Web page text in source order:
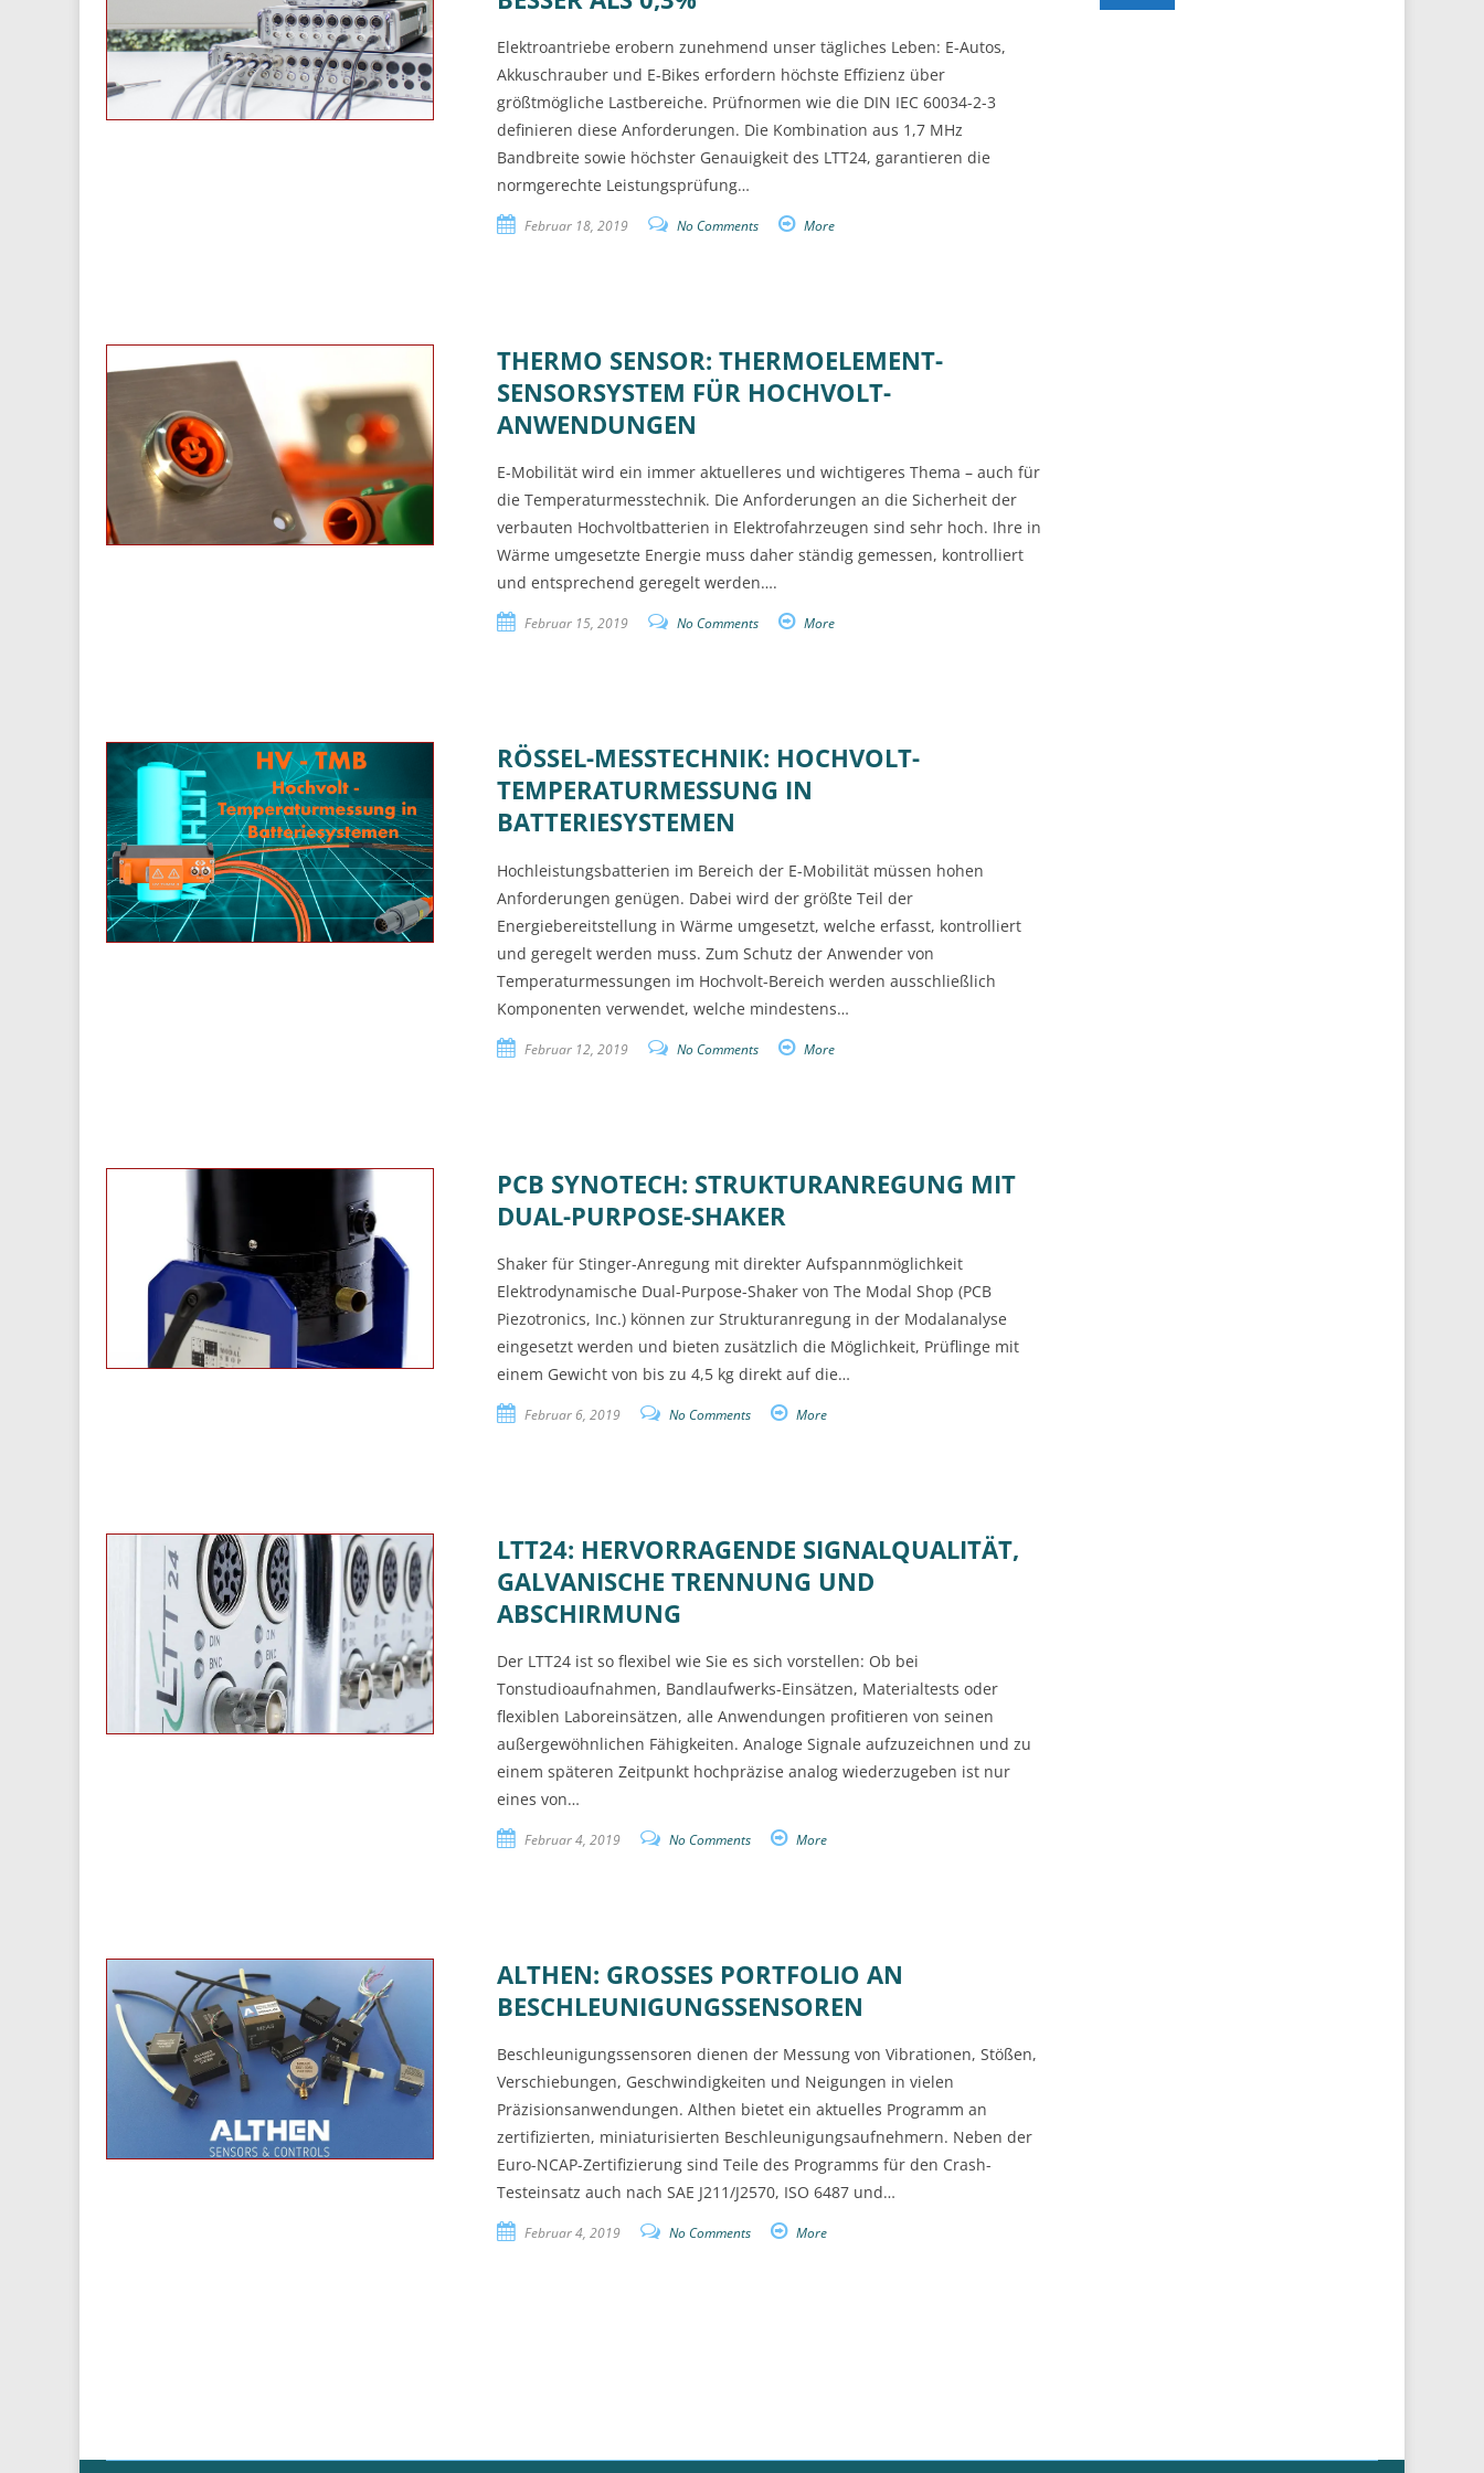
Elektroantriebe erobern zunehmend unser tägliches Leben: E-Autos,
Akkuschrauber und E-Bikes erfordern höchste Effizienz über
größtmögliche Lastbereiche. Prüfnormen wie die DIN IEC 60034-2-3
definieren diese Anforderungen. Die Kombination aus 1,7 MHz
Bandbreite sowie höchster Genauigkeit des LTT24, garantieren die
normgerechte Leistungsprüfung…
Februar 18, 2019 No Comments More
THERMO SENSOR: THERMOELEMENT-
SENSORSYSTEM FÜR HOCHVOLT-
ANWENDUNGEN
E-Mobilität wird ein immer aktuelleres und wichtigeres Thema – auch für
die Temperaturmesstechnik. Die Anforderungen an die Sicherheit der
verbauten Hochvoltbatterien in Elektrofahrzeugen sind sehr hoch. Ihre in
Wärme umgesetzte Energie muss daher ständig gemessen, kontrolliert
und entsprechend geregelt werden….
Februar 15, 2019 No Comments More
RÖSSEL-MESSTECHNIK: HOCHVOLT-
TEMPERATURMESSUNG IN
BATTERIESYSTEMEN
Hochleistungsbatterien im Bereich der E-Mobilität müssen hohen
Anforderungen genügen. Dabei wird der größte Teil der
Energiebereitstellung in Wärme umgesetzt, welche erfasst, kontrolliert
und geregelt werden muss. Zum Schutz der Anwender von
Temperaturmessungen im Hochvolt-Bereich werden ausschließlich
Komponenten verwendet, welche mindestens…
Februar 12, 2019 No Comments More
PCB SYNOTECH: STRUKTURANREGUNG MIT
DUAL-PURPOSE-SHAKER
Shaker für Stinger-Anregung mit direkter Aufspannmöglichkeit
Elektrodynamische Dual-Purpose-Shaker von The Modal Shop (PCB
Piezotronics, Inc.) können zur Strukturanregung in der Modalanalyse
eingesetzt werden und bieten zusätzlich die Möglichkeit, Prüflinge mit
einem Gewicht von bis zu 4,5 kg direkt auf die…
Februar 6, 2019 No Comments More
LTT24: HERVORRAGENDE SIGNALQUALITÄT,
GALVANISCHE TRENNUNG UND
ABSCHIRMUNG
Der LTT24 ist so flexibel wie Sie es sich vorstellen: Ob bei
Tonstudioaufnahmen, Bandlaufwerks-Einsätzen, Materialtests oder
flexiblen Laboreinsätzen, alle Anwendungen profitieren von seinen
außergewöhnlichen Fähigkeiten. Analoge Signale aufzuzeichnen und zu
einem späteren Zeitpunkt hochpräzise analog wiederzugeben ist nur
eines von…
Februar 4, 2019 No Comments More
ALTHEN: GROSSES PORTFOLIO AN B
ESCHLEUNIGUNGSSENSOREN
Beschleunigungssensoren dienen der Messung von Vibrationen, Stößen,
Verschiebungen, Geschwindigkeiten und Neigungen in vielen
Präzisionsanwendungen. Althen bietet ein aktuelles Programm an
zertifizierten, miniaturisierten Beschleunigungsaufnehmern. Neben der
Euro-NCAP-Zertifizierung sind Teile des Programms für den Crash-
Testeinsatz auch nach SAE J211/J2570, ISO 6487 und…
Februar 4, 2019 No Comments More